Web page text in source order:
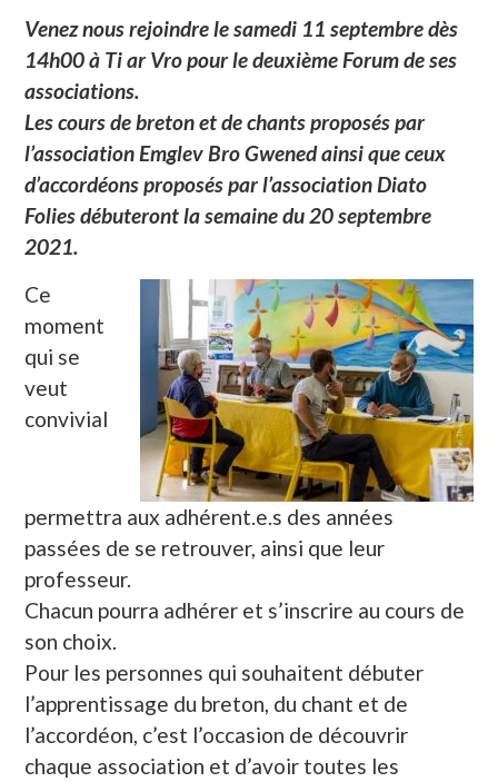
Venez nous rejoindre le samedi 11 septembre dès
14h00 à Ti ar Vro pour le deuxième Forum de ses
associations.
Les cours de breton et de chants proposés par
l’association Emglev Bro Gwened ainsi que ceux
d’accordéons proposés par l’association Diato
Folies débuteront la semaine du 20 septembre
2021.
Ce
moment
qui se
veut
convivial
permettra aux adhérent.e.s des années
passées de se retrouver, ainsi que leur
professeur.
Chacun pourra adhérer et s’inscrire au cours de
son choix.
Pour les personnes qui souhaitent débuter
l’apprentissage du breton, du chant et de
l’accordéon, c’est l’occasion de découvrir
chaque association et d’avoir toutes les